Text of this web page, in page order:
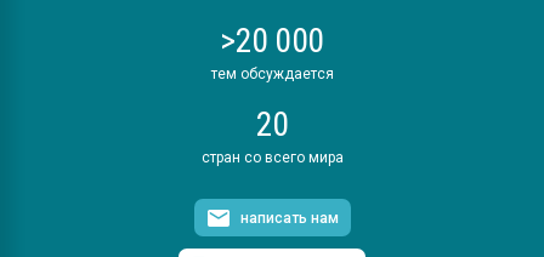
>20 000
тем обсуждается
20
стран со всего мира
написать нам